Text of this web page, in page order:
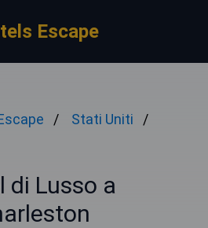
Escape
Stati Uniti
di Lusso a